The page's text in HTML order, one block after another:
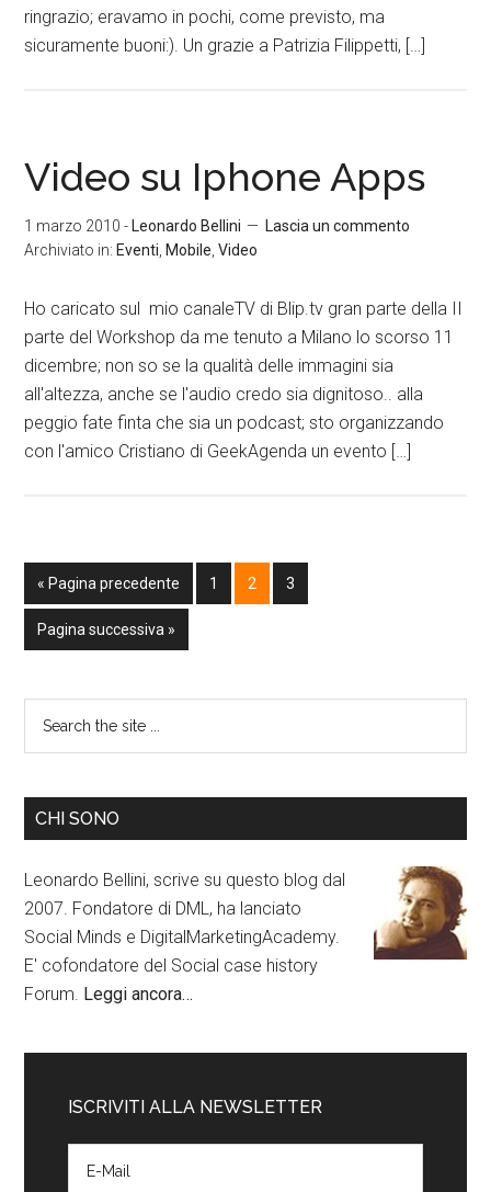
ringrazio; eravamo in pochi, come previsto, ma
sicuramente buoni:). Un grazie a Patrizia Filippetti, […]
Video su Iphone Apps
1 marzo 2010 - Leonardo Bellini
Lascia un commento
Archiviato in: Eventi Mobile ,Video
Ho caricato sul mio canaleTV di Blip.tv gran parte della II
parte del Workshop da me tenuto a Milano lo scorso 11
dicembre; non so se la qualità delle immagini sia
all'altezza, anche se l'audio credo sia dignitoso.. alla
peggio fate finta che sia un podcast; sto organizzando
con l'amico Cristiano di GeekAgenda un evento […]
« Pagina precedente 1 2 3
Pagina successiva »
CHI SONO
Leonardo Bellini, scrive su questo blog dal
2007. Fondatore di DML, ha lanciato
Social Minds e DigitalMarketingAcademy.
E' cofondatore del Social case history
Forum. Leggi ancora…
ISCRIVITI ALLA NEWSLETTER